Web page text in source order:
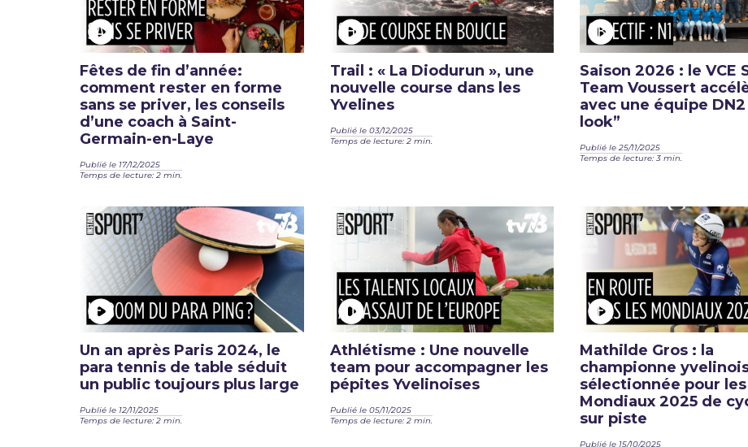
Fêtes de fin d’année:
comment rester en forme
sans se priver, les conseils
d’une coach à Saint-
Germain-en-Laye
Publié le 17/12/2025
Temps de lecture: 2 min.
Trail : « La Diodurun », une
nouvelle course dans les
Yvelines
Publié le 03/12/2025
Temps de lecture: 2 min.
Saison 2026 : le VCE
Team Voussert
avec une équipe
look”
Publié le 25/11/2025
Temps de lecture: 3 min.
Un an après Paris 2024, le
para tennis de table séduit
un public toujours plus large
Publié le 12/11/2025
Temps de lecture: 2 min.
Athlétisme : Une nouvelle
team pour accompagner les
pépites Yvelinoises
Publié le 05/11/2025
Temps de lecture: 2 min.
Mathilde Gros : la
championne
sélectionnée pour les
Mondiaux 2025 de
sur piste
Publié le 15/10/2025